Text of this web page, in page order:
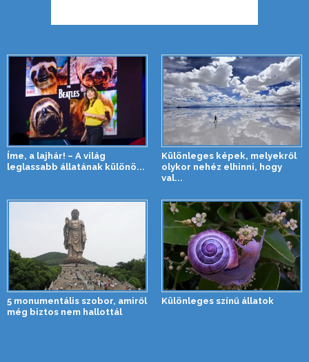
Íme, a lajhár! – A világ
leglassabb állatának különö...
Különleges képek, melyekről
olykor nehéz elhinni, hogy
val...
5 monumentális szobor, amiről
még biztos nem hallottál
Különleges színű állatok